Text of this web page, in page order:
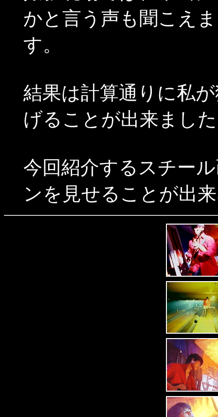
かと言う声も聞こえ
す。
結果は計算通りに私
げることが出来まし
今回紹介するスチー
ンを見せることが出